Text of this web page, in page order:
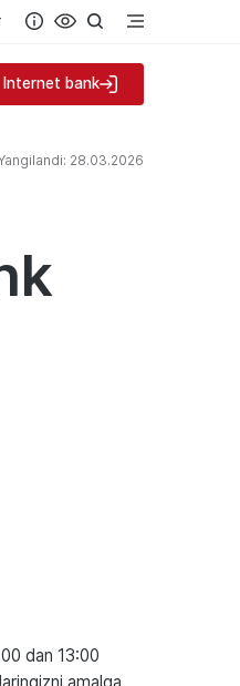
Internet bank
28.03.2026
dan 13:00